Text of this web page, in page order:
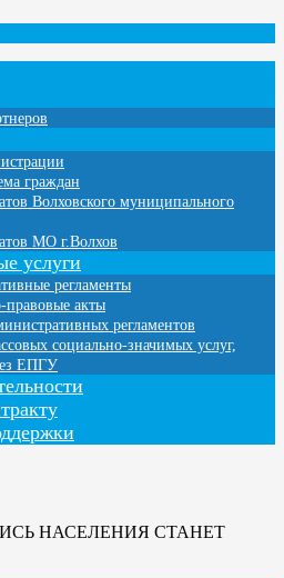
граждан
Волховского муниципального
МО г.Волхов
услуги
регламенты
акты
регламентов
социально-значимых услуг,
ЕПГУ
НАСЕЛЕНИЯ СТАНЕТ